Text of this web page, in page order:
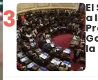
3 a
la